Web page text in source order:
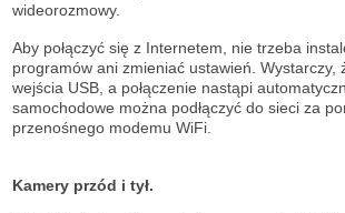
wideorozmowy.
Aby połączyć się z Internetem, nie trzeba
programów ani zmieniać ustawień. Wystarczy,
wejścia USB, a połączenie nastąpi
samochodowe można podłączyć do sieci za
przenośnego modemu WiFi.
Kamery przód i tył.